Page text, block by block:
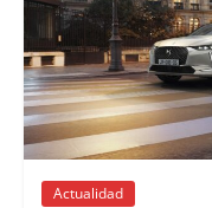
Actualidad